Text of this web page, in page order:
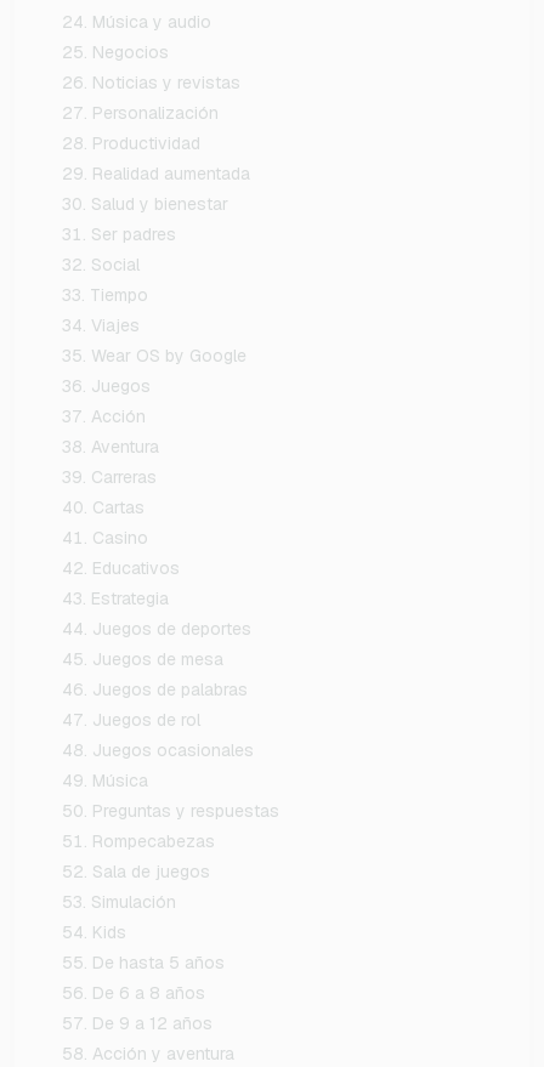
Música y audio
Negocios
Noticias y revistas
Personalización
Productividad
Realidad aumentada
Salud y bienestar
Ser padres
Social
Tiempo
Viajes
Wear OS by Google
Juegos
Acción
Aventura
Carreras
Cartas
Casino
Educativos
Estrategia
Juegos de deportes
Juegos de mesa
Juegos de palabras
Juegos de rol
Juegos ocasionales
Música
Preguntas y respuestas
Rompecabezas
Sala de juegos
Simulación
Kids
De hasta 5 años
De 6 a 8 años
De 9 a 12 años
Acción y aventura